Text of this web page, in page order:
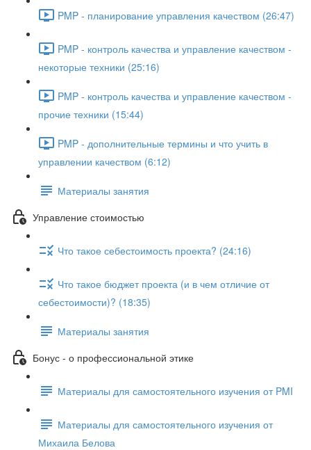
PMP - планирование управления качеством (26:47)
PMP - контроль качества и управление качеством -
некоторые техники (25:16)
PMP - контроль качества и управление качеством -
прочие техники (15:44)
PMP - дополнительные термины и что учить в
управлении качеством (6:12)
Материалы занятия
Управление стоимостью
Что такое себестоимость проекта? (24:16)
Что такое бюджет проекта (и в чем отличие от
себестоимости)? (18:35)
Материалы занятия
Бонус - о профессиональной этике
Материалы для самостоятельного изучения от PMI
Материалы для самостоятельного изучения от
Михаила Белова